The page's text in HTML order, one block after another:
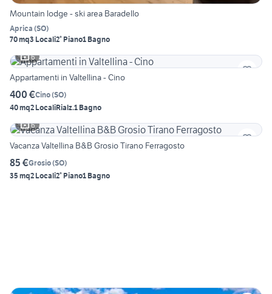
Mountain lodge - ski area Baradello
Aprica (SO)
70 mq3 Locali2° Piano1 Bagno
6
Appartamenti in Valtellina - Cino
400 €Cino(SO)
40 mq2 LocaliRialz.1 Bagno
6
Vacanza Valtellina B&B Grosio Tirano Ferragosto
85 €Grosio(SO)
35 mq2 Locali2° Piano1 Bagno